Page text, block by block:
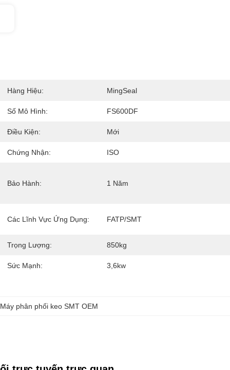
Hàng Hiệu: MingSeal
Số Mô Hình: FS600DF
Điều Kiện: Mới
Chứng Nhận: ISO
Bảo Hành: 1 Năm
Các Lĩnh Vực Ứng Dụng: FATP/SMT
Trọng Lượng: 850kg
Sức Mạnh: 3,6kw
Máy phân phối keo SMT OEM